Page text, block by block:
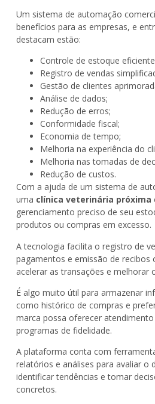
Um sistema de automação
benefícios para as empresas, e
destacam estão:
Controle de estoque
Registro de vendas
Gestão de clientes
Análise de dados;
Redução de erros;
Conformidade fiscal;
Economia de tempo;
Melhoria na experiência do
Melhoria nas tomadas de
Redução de custos.
Com a ajuda de um sistema de
uma clínica veterinária próxima
gerenciamento preciso de seu
produtos ou compras em excesso.
A tecnologia facilita o registro de
pagamentos e emissão de recibos
acelerar as transações e melhorar
É algo muito útil para armazenar
como histórico de compras e
marca possa oferecer
programas de fidelidade.
A plataforma conta com
relatórios e análises para avaliar o
identificar tendências e tomar
concretos.